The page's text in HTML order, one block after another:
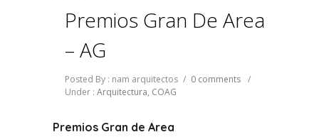
Premios Gran De Area
– AG
Posted By : nam arquitectos / 0 comments /
Under : Arquitectura, COAG
Premios Gran de Area